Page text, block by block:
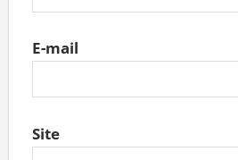
E-mail
Site